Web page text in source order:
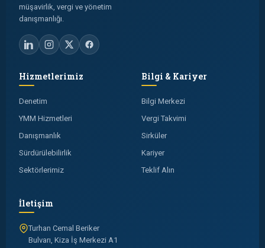
müşavirlik, vergi ve yönetim
danışmanlığı.
Hizmetlerimiz
Denetim
YMM Hizmetleri
Danışmanlık
Sürdürülebilirlik
Sektörlerimiz
Bilgi & Kariyer
Bilgi Merkezi
Vergi Takvimi
Sirküler
Kariyer
Teklif Alın
İletişim
Turhan Cemal Beriker
Bulvarı, Kiza İş Merkezi A1